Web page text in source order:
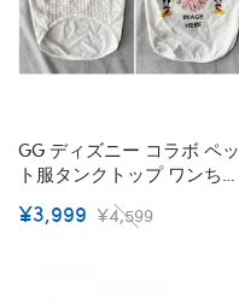
GG ディズニー コラボ ペッ
ト服タンクトップ ワンちゃ
ん用 ドッグウェア ペット服
小型犬 中型犬 パーカー 冬服
¥3,999 ¥4,599